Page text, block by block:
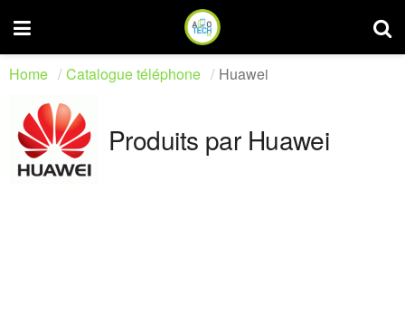
Home Catalogue téléphone Huawei
Produits par Huawei